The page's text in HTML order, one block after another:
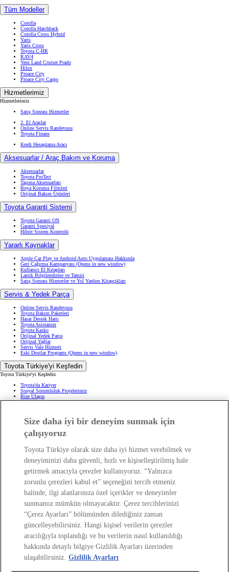
Tüm Modeller
Corolla
Corolla Hatchback
Corolla Cross Hybrid
Yaris
Yaris Cross
Toyota C-HR
RAV4
Yeni Land Cruiser Prado
Hilux
Proace City
Proace City Cargo
Hizmetlerimiz
Hizmetlerimiz
Satış Sonrası Hizmetler
2. El Araçlar
Online Servis Randevusu
Toyota Finans
Kredi Hesaplama Aracı
Aksesuarlar / Araç Bakım ve Koruma
Aksesuarlar
Toyota ProTect
Taşıma Aksesuarları
Boya Koruma Filmleri
Orijinal Bakım Ürünleri
Toyota Garanti Sistemi
Toyota Garanti ON
Garanti Spesiyal
Hibrit Sistem Kontrolü
Yararlı Kaynaklar
Apple Car Play ve Android Auto Uygulaması Hakkında
Geri Çağırma Kampanyası (Opens in new window)
Kullanıcı El Kitapları
Lastik Bilgilendirme ve Tamiri
Satış Sonrası Hizmetler ve Yol Yardım Kitapçıkları
Servis & Yedek Parça
Online Servis Randevusu
Toyota Bakım Paketleri
Hasar Destek Hattı
Toyota Asistanım
Toyota Kasko
Orijinal Yedek Parça
Orijinal Yağlar
Servis Vale Hizmeti
Eski Dostlar Programı (Opens in new window)
Toyota Türkiye'yi Keşfedin
Toyota Türkiye'yi Keşfedin
Toyota'da Kariyer
Sosyal Sorumluluk Projelerimiz
Bize Ulaşın
Haberler ve Etkinlikler
Hafif Ticari: Toyota Professional
SUV
Toyota Blog
Ağaçlandırma Seferberliği
Yasal Bilgilendirme
Yasal Bilgilendirme
Yasal Uyarı ve Bilgilendirme
Çerez Politikası
Kişisel Verilerin Korunması
Kişisel Veri Paylaşımı ve İletişim İzni
Bilgi Toplumu Hizmetleri(Opens in new window)
TAKATA Hava Yastığı Geri Çağırma
Yakıt Ekonomisi ve CO2 Emisyonu
Pazarlama Faaliyetleri İçin Açık Rıza
Web Erişilebilirlik Beyanı
Size daha iyi bir deneyim sunmak için
çalışıyoruz
Toyota Türkiye olarak size daha iyi hizmet verebilmek ve
deneyiminizi daha güvenli, hızlı ve kişiselleştirilmiş hale
getirmek amacıyla çerezler kullanıyoruz. “Yalnızca
zorunlu çerezleri kabul et” seçeneğini tercih etmeniz
halinde, ilgi alanlarınıza özel içerikler ve deneyimler
sunmamız mümkün olmayacaktır. Çerez tercihlerinizi
“Çerez Ayarları” bölümünden dilediğiniz zaman
güncelleyebilirsiniz. Hangi kişisel verilerin çerezler
aracılığıyla toplandığı ve bu verilerin nasıl kullanıldığı
hakkında detaylı bilgiye Gizlilik Ayarları üzerinden
ulaşabilirsiniz. Gizlilik Ayarları